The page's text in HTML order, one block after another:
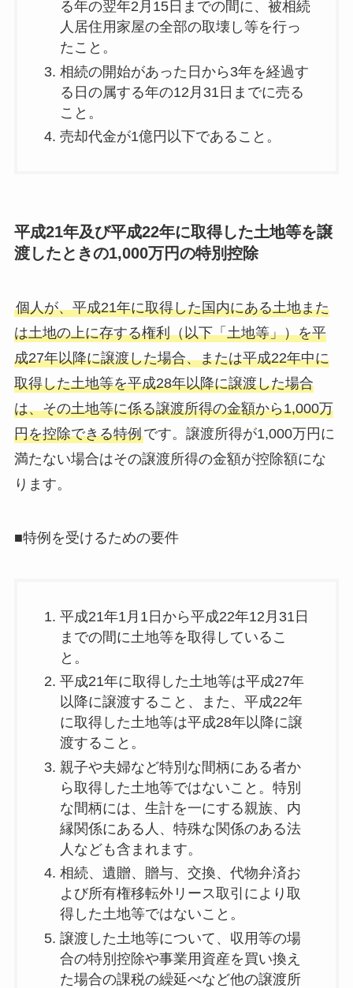
る年の翌年2月15日までの間に、被相続
人居住用家屋の全部の取壊し等を行っ
たこと。
相続の開始があった日から3年を経過す
る日の属する年の12月31日までに売る
こと。
売却代金が1億円以下であること。
平成21年及び平成22年に取得した土地等を譲
渡したときの1,000万円の特別控除
個人が、平成21年に取得した国内にある土地また
は土地の上に存する権利（以下「土地等」）を平
成27年以降に譲渡した場合、または平成22年中に
取得した土地等を平成28年以降に譲渡した場合
は、その土地等に係る譲渡所得の金額から1,000万
円を控除できる特例です。譲渡所得が1,000万円に
満たない場合はその譲渡所得の金額が控除額にな
ります。
■特例を受けるための要件
平成21年1月1日から平成22年12月31日
までの間に土地等を取得しているこ
と。
平成21年に取得した土地等は平成27年
以降に譲渡すること、また、平成22年
に取得した土地等は平成28年以降に譲
渡すること。
親子や夫婦など特別な間柄にある者か
ら取得した土地等ではないこと。特別
な間柄には、生計を一にする親族、内
縁関係にある人、特殊な関係のある法
人なども含まれます。
相続、遺贈、贈与、交換、代物弁済お
よび所有権移転外リース取引により取
得した土地等ではないこと。
譲渡した土地等について、収用等の場
合の特別控除や事業用資産を買い換え
た場合の課税の繰延べなど他の譲渡所